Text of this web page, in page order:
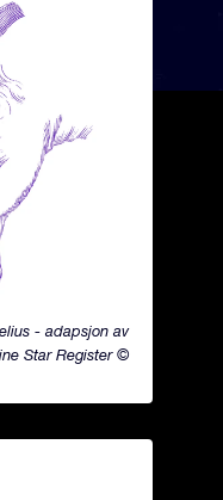
- adapsjon av
Star Register ©